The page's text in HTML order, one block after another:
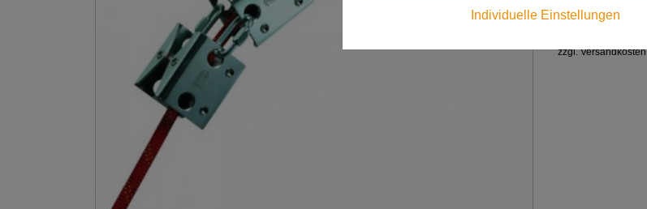
€ 250,00
zzgl. Versandkosten
Individuelle Einstellungen